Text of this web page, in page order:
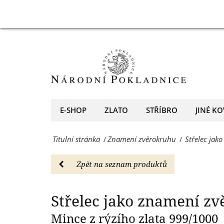
minci
ryzího
zlata
-
Znamení
E-SHOP ZLATO STŘÍBRO JINÉ
Titulní stránka /Znamení zvěrokruhu / Střelec
Zpět na seznam produktů
Střelec jako znamení
Mince z rýzího zlata 999/1000
ryzího
Znamení
Národní
Pokladnice
evropský